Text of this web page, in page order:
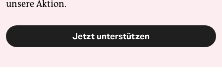
unsere Aktion.
Jetzt unterstützen